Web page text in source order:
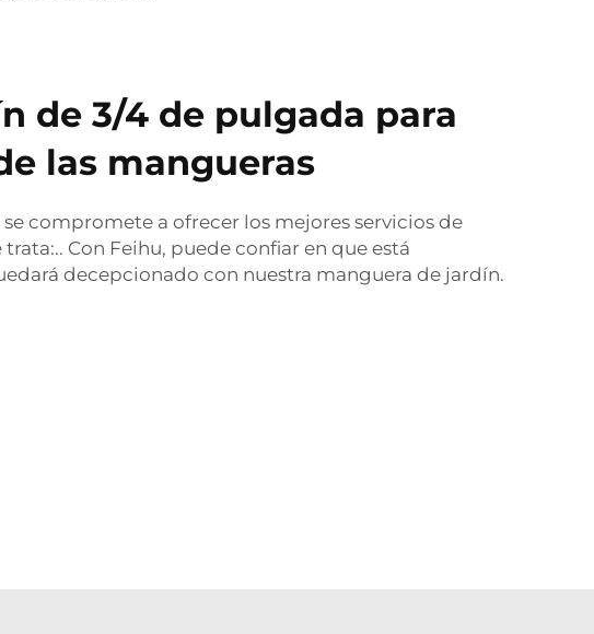
de 3/4 de pulgada para
las mangueras
compromete a ofrecer los mejores servicios de
Con Feihu, puede confiar en que está
decepcionado con nuestra manguera de jardín.